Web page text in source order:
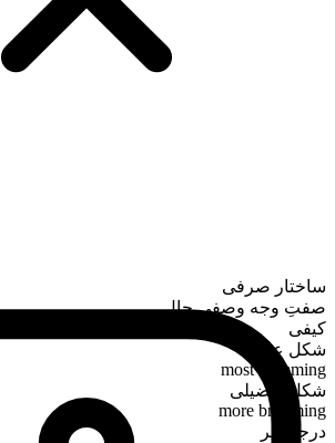
ساختار صرفی
صفتِ وجه وصفی حال
کیفی
شکل عالی
most brimming
شکل تفضیلی
more brimming
درجه‌پذیر